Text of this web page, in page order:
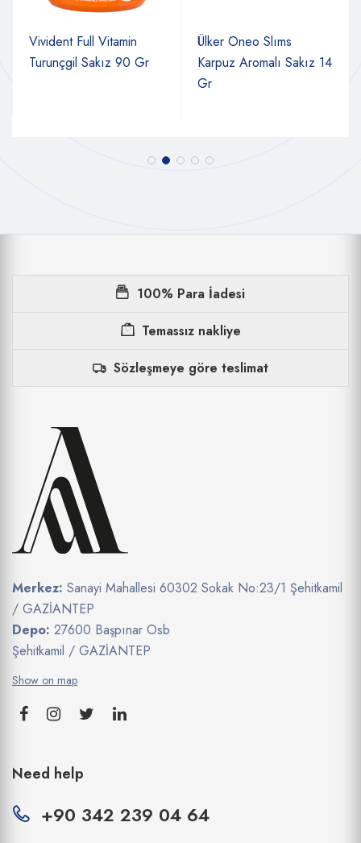
Vivident Full Vitamin
Turunçgil Sakız 90 Gr
Ülker Oneo Slıms
Karpuz Aromalı Sakız 14
Gr
100% Para İadesi
Temassız nakliye
Sözleşmeye göre teslimat
Merkez: Sanayi Mahallesi 60302 Sokak No:23/1 Şehitkamil
/ GAZİANTEP
Depo: 27600 Başpınar Osb
Şehitkamil / GAZİANTEP
Show on map
Need help
+90 342 239 04 64